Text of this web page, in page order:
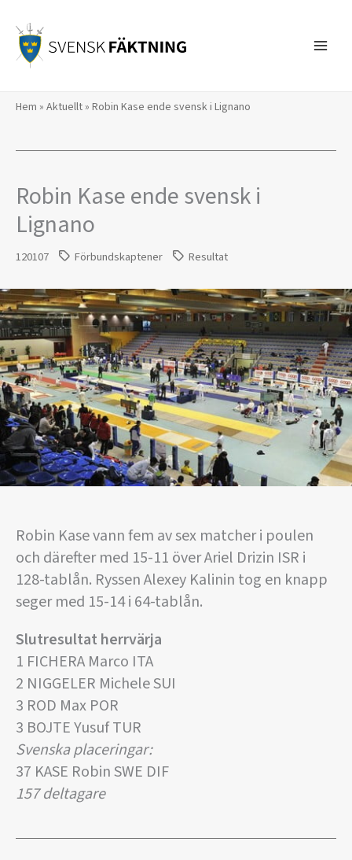
innehåll
Hem » Aktuellt» Robin Kase ende svensk i Lignano
Robin Kase ende svensk i
Lignano
120107 Förbundskaptener Resultat
Robin Kase vann fem av sex matcher i poulen
och därefter med 15-11 över Ariel Drizin ISR i
128-tablån. Ryssen Alexey Kalinin tog en knapp
seger med 15-14 i 64-tablån.
Slutresultat herrvärja
1 FICHERA Marco ITA
2 NIGGELER Michele SUI
3 ROD Max POR
3 BOJTE Yusuf TUR
Svenska placeringar:
37 KASE Robin SWE DIF
157 deltagare